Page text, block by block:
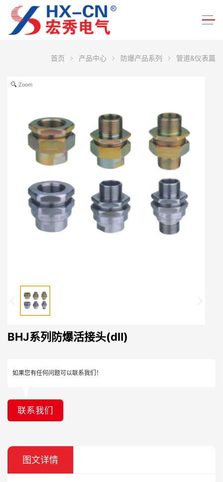
首页 产品中心 防爆产品系列 管道&仪表篇
Zoom
BHJ系列防爆活接头(dⅡ)
如果您有任何问题可以联系我们！
联系我们
图文详情